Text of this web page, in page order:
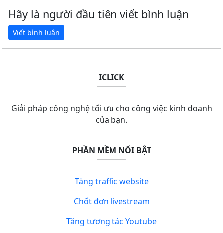
Hãy là người đầu tiên viết bình luận
ICLICK
Giải pháp công nghệ tối ưu cho công việc kinh doanh
của bạn.
PHẦN MỀM NỔI BẬT
Tăng traffic website
Chốt đơn livestream
Tăng tương tác Youtube